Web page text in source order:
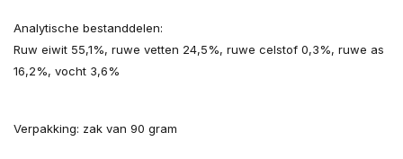
Analytische bestanddelen:
Ruw eiwit 55,1%, ruwe vetten 24,5%, ruwe celstof 0,3%, ruwe as
16,2%, vocht 3,6%
Verpakking: zak van 90 gram